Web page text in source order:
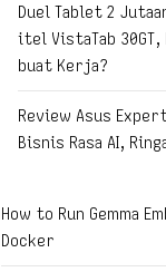
Duel Tablet 2
itel VistaTab 30GT,
buat Kerja?
Review Asus
Bisnis Rasa AI,
How to Run Gemma
Docker